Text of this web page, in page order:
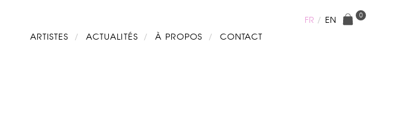
0
FR EN
Navigation
ARTISTES ACTUALITÉS À PROPOS CONTACT